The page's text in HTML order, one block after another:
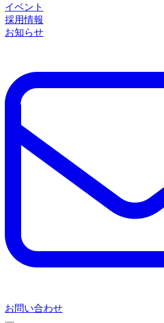
イベント
採用情報
お知らせ
お問い合わせ